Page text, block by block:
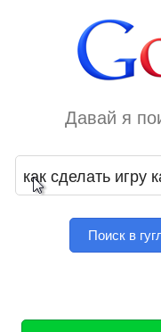
Давай я
Поиск в